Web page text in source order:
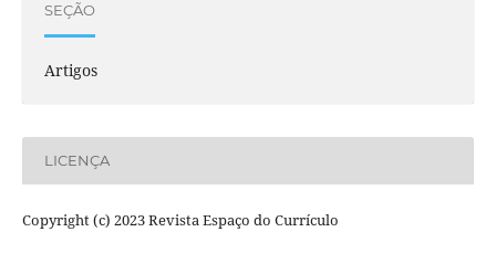
SEÇÃO
Artigos
LICENÇA
Copyright (c) 2023 Revista Espaço do Currículo